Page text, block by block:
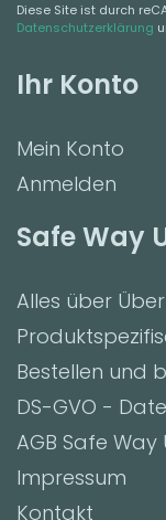
Diese Site ist durch
Datenschutzerklärung
Safe Way
Alles über
Bestellen und
DS-GVO -
AGB Safe Way
Impressum
Kontakt
Ihr Konto
Mein Konto
Anmelden